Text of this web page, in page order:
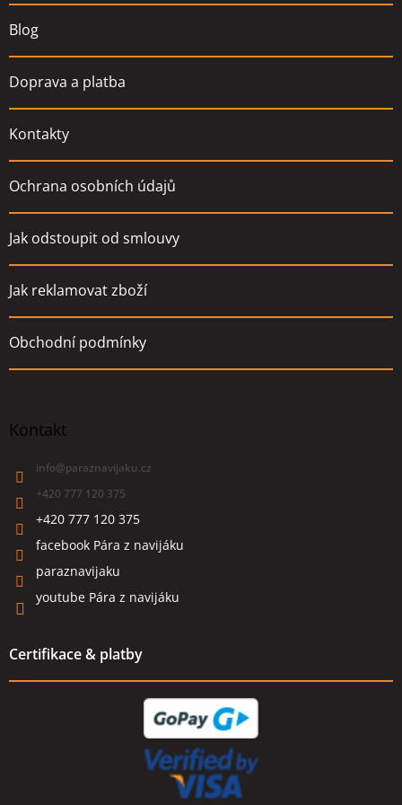
Blog
Doprava a platba
Kontakty
Ochrana osobních údajů
Jak odstoupit od smlouvy
Jak reklamovat zboží
Obchodní podmínky
Kontakt
info@paraznavijaku.cz
+420 777 120 375
+420 777 120 375
facebook Pára z navijáku
paraznavijaku
youtube Pára z navijáku
Certifikace & platby